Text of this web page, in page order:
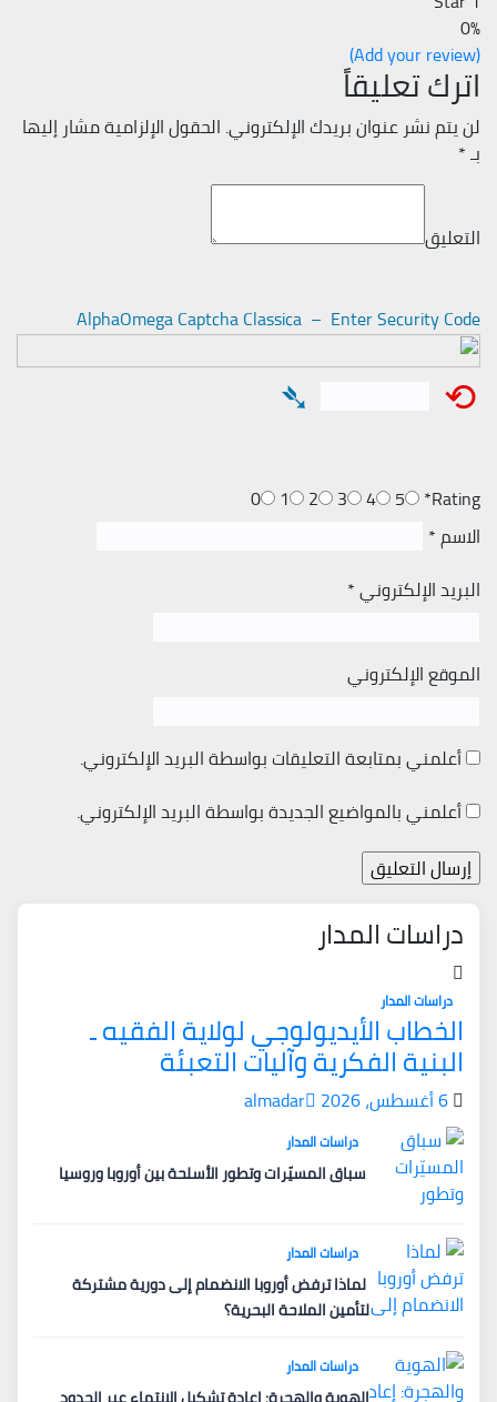
0%
(Add your review)
اترك تعليقاً
لن يتم نشر عنوان بريدك الإلكتروني. الحقول الإلزامية مشار إليها
بـ*
التعليق
AlphaOmega Captcha Classica – Enter Security Code
⟲
➴
Rating
*
5
4
3
2
1
0
الاسم*
البريد الإلكتروني*
الموقع الإلكتروني
أعلمني بمتابعة التعليقات بواسطة البريد الإلكتروني.
أعلمني بالمواضيع الجديدة بواسطة البريد الإلكتروني.
دراسات المدار
دراسات المدار
الخطاب الأيديولوجي لولاية الفقيه ـ
البنية الفكرية وآليات التعبئة
6 أغسطس، 2026 almadar
دراسات المدار
سباق المسيّرات وتطور الأسلحة بين أوروبا وروسيا
دراسات المدار
لماذا ترفض أوروبا الانضمام إلى دورية مشتركة
لتأمين الملاحة البحرية؟
دراسات المدار